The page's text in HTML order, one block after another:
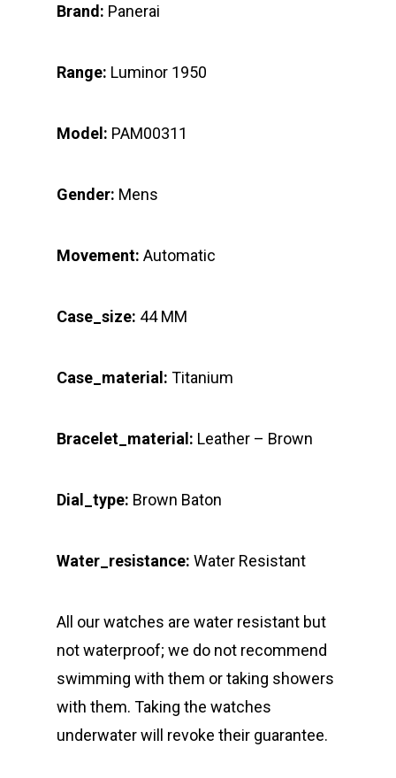
Brand: Panerai
Range: Luminor 1950
Model: PAM00311
Gender: Mens
Movement: Automatic
Case_size: 44 MM
Case_material: Titanium
Bracelet_material: Leather – Brown
Dial_type: Brown Baton
Water_resistance: Water Resistant
All our watches are water resistant but
not waterproof; we do not recommend
swimming with them or taking showers
with them. Taking the watches
underwater will revoke their guarantee.